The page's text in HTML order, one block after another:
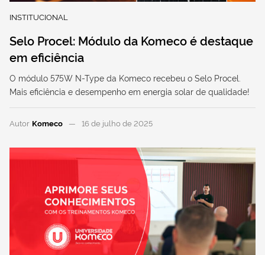
INSTITUCIONAL
Selo Procel: Módulo da Komeco é destaque
em eficiência
O módulo 575W N-Type da Komeco recebeu o Selo Procel.
Mais eficiência e desempenho em energia solar de qualidade!
Autor Komeco 16 de julho de 2025